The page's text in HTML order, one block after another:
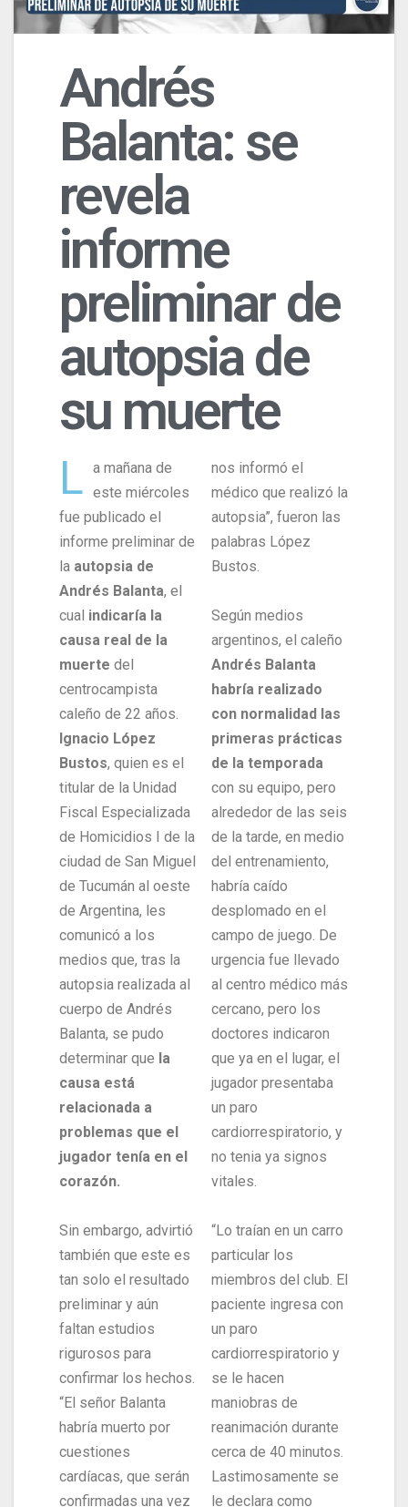
Andrés
Balanta: se
revela
informe
preliminar de
autopsia de
su muerte
L a mañana de
este miércoles
fue publicado el
informe preliminar de
la autopsia de
Andrés Balanta, el
cual indicaría la
causa real de la
muerte del
centrocampista
caleño de 22 años.
Ignacio López
Bustos, quien es el
titular de la Unidad
Fiscal Especializada
de Homicidios I de la
ciudad de San Miguel
de Tucumán al oeste
de Argentina, les
comunicó a los
medios que, tras la
autopsia realizada al
cuerpo de Andrés
Balanta, se pudo
determinar que la
causa está
relacionada a
problemas que el
jugador tenía en el
corazón.
Sin embargo, advirtió
también que este es
tan solo el resultado
preliminar y aún
faltan estudios
rigurosos para
confirmar los hechos.
“El señor Balanta
habría muerto por
cuestiones
cardíacas, que serán
confirmadas una vez
nos informó el
médico que realizó la
autopsia”, fueron las
palabras López
Bustos.
Según medios
argentinos, el caleño
Andrés Balanta
habría realizado
con normalidad las
primeras prácticas
de la temporada
con su equipo, pero
alrededor de las seis
de la tarde, en medio
del entrenamiento,
habría caído
desplomado en el
campo de juego. De
urgencia fue llevado
al centro médico más
cercano, pero los
doctores indicaron
que ya en el lugar, el
jugador presentaba
un paro
cardiorrespiratorio, y
no tenia ya signos
vitales.
“Lo traían en un carro
particular los
miembros del club. El
paciente ingresa con
un paro
cardiorrespiratorio y
se le hacen
maniobras de
reanimación durante
cerca de 40 minutos.
Lastimosamente se
le declara como